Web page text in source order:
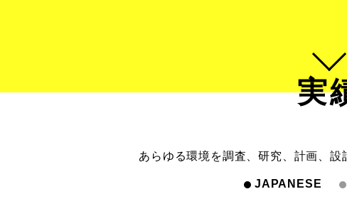
実
あらゆる環境を調査、研究、計画、設
JAPANESE